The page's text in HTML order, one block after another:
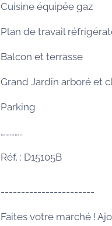
Cuisine équipée gaz
Plan de travail
Balcon et terrasse
Grand Jardin arboré et
Parking
…………..
Réf. : D15105B
-----------------------
Faites votre marché !